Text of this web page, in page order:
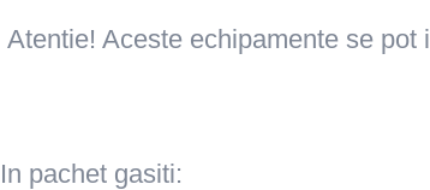
Atentie! Aceste echipamente se
In pachet gasiti: